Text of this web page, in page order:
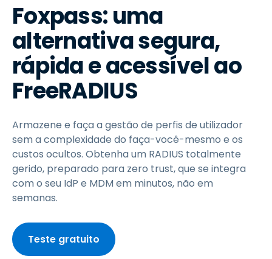
Foxpass: uma
alternativa segura,
rápida e acessível ao
FreeRADIUS
Armazene e faça a gestão de perfis de utilizador
sem a complexidade do faça-você-mesmo e os
custos ocultos. Obtenha um RADIUS totalmente
gerido, preparado para zero trust, que se integra
com o seu IdP e MDM em minutos, não em
semanas.
Teste gratuito